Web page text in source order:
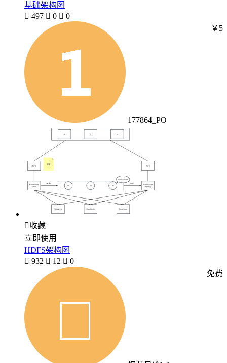
基础架构图
 497  0  0
177864_PO
￥5
收藏
立即使用
HDFS架构图
 932  12  0
免费